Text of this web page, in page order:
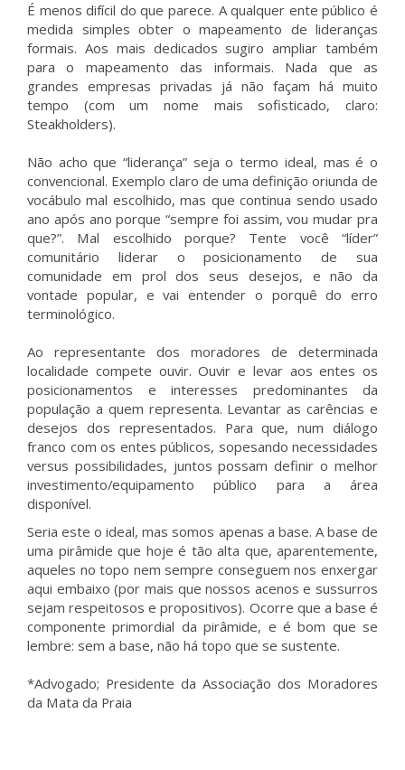
É menos difícil do que parece. A qualquer ente público é
medida simples obter o mapeamento de lideranças
formais. Aos mais dedicados sugiro ampliar também
para o mapeamento das informais. Nada que as
grandes empresas privadas já não façam há muito
tempo (com um nome mais sofisticado, claro:
Steakholders).
Não acho que “liderança” seja o termo ideal, mas é o
convencional. Exemplo claro de uma definição oriunda de
vocábulo mal escolhido, mas que continua sendo usado
ano após ano porque “sempre foi assim, vou mudar pra
que?”. Mal escolhido porque? Tente você “líder”
comunitário liderar o posicionamento de sua
comunidade em prol dos seus desejos, e não da
vontade popular, e vai entender o porquê do erro
terminológico.
Ao representante dos moradores de determinada
localidade compete ouvir. Ouvir e levar aos entes os
posicionamentos e interesses predominantes da
população a quem representa. Levantar as carências e
desejos dos representados. Para que, num diálogo
franco com os entes públicos, sopesando necessidades
versus possibilidades, juntos possam definir o melhor
investimento/equipamento público para a área
disponível.
Seria este o ideal, mas somos apenas a base. A base de
uma pirâmide que hoje é tão alta que, aparentemente,
aqueles no topo nem sempre conseguem nos enxergar
aqui embaixo (por mais que nossos acenos e sussurros
sejam respeitosos e propositivos). Ocorre que a base é
componente primordial da pirâmide, e é bom que se
lembre: sem a base, não há topo que se sustente.
*Advogado; Presidente da Associação dos Moradores
da Mata da Praia